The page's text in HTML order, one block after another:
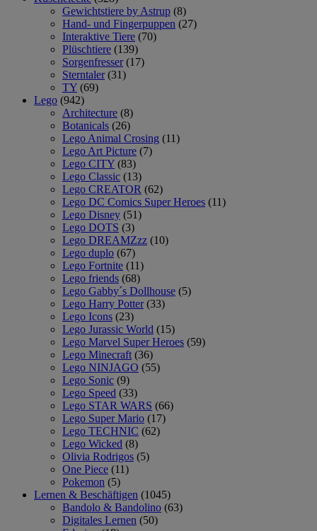
Gewichtstiere by Astrup (8)
Hand- und Fingerpuppen (27)
Interaktive Tiere (70)
Plüschtiere (139)
Sorgenfresser (17)
Sterntaler (31)
TY (69)
Lego (942)
Architecture (8)
Botanicals (26)
Lego Animal Crosing (11)
Lego Art Picture (7)
Lego CITY (83)
Lego Classic (13)
Lego CREATOR (62)
Lego DC Comics Super Heroes (11)
Lego Disney (51)
Lego DOTS (3)
Lego DREAMZzz (10)
Lego duplo (67)
Lego Fortnite (11)
Lego friends (68)
Lego Gabby´s Dollhouse (5)
Lego Harry Potter (33)
Lego Icons (23)
Lego Jurassic World (15)
Lego Marvel Super Heroes (59)
Lego Minecraft (36)
Lego NINJAGO (55)
Lego Sonic (9)
Lego Speed (33)
Lego STAR WARS (66)
Lego Super Mario (17)
Lego TECHNIC (62)
Lego Wicked (8)
Olivia Rodrigos (5)
One Piece (11)
Pokemon (5)
Lernen & Beschäftigen (1045)
Bandolo & Bandolino (63)
Digitales Lernen (50)